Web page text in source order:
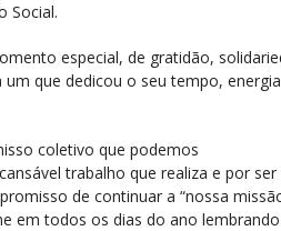
Social.
especial, de gratidão,
que dedicou o seu tempo,
coletivo que podemos
trabalho que realiza e por ser
de continuar a “nossa
em todos os dias do ano